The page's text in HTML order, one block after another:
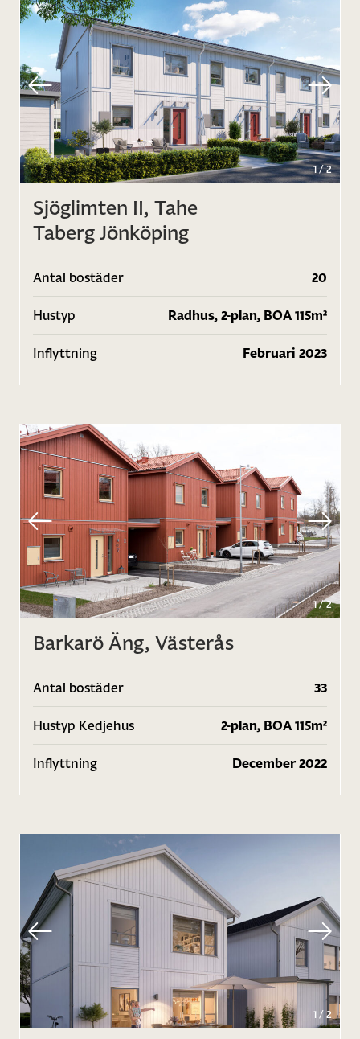
1/2
Sjöglimten II, Tahe
Taberg Jönköping
Antal bostäder 20
Hustyp Radhus, 2-plan, BOA 115m²
Inflyttning Februari 2023
1/2
Barkarö Äng, Västerås
Antal bostäder 33
Hustyp Kedjehus 2-plan, BOA 115m²
Inflyttning December 2022
1/2